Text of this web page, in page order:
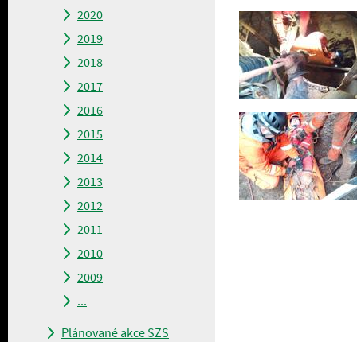
2020
2019
2018
2017
2016
2015
2014
2013
2012
2011
2010
2009
...
Plánované akce SZS